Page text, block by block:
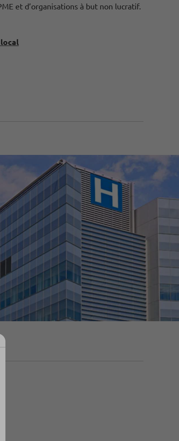
et d’organisations à but non lucratif.